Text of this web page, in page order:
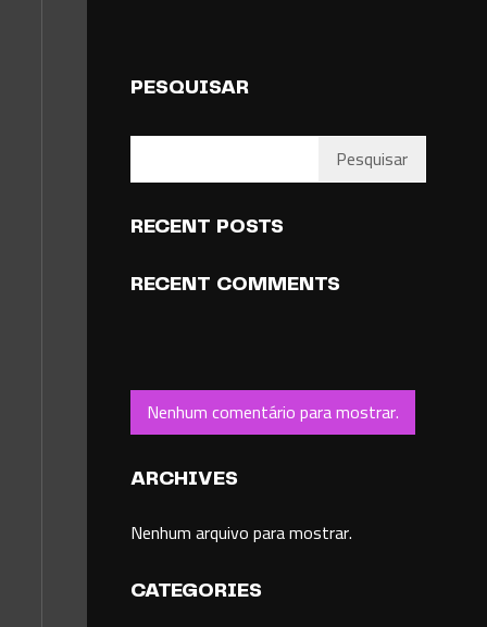
PESQUISAR
Pesquisar
RECENT POSTS
RECENT COMMENTS
Nenhum comentário para mostrar.
ARCHIVES
Nenhum arquivo para mostrar.
CATEGORIES